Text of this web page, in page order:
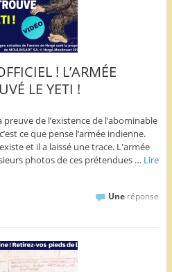
! L’ARMÉE
LE YETI !
de l’existence de l’abominable
ce que pense l’armée indienne.
et il a laissé une trace. L'armée
photos de ces prétendues … Lire
Une réponse